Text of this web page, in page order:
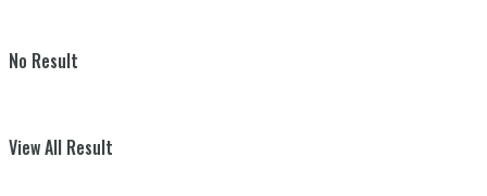
No Result
View All Result